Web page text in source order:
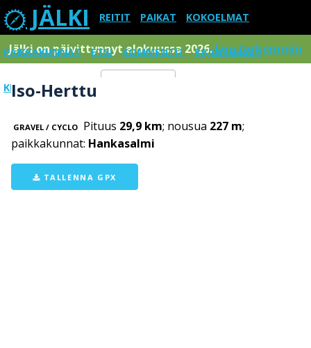
JÄLKI REITIT PAIKAT KOKOELMAT
PAIKKAKUNNAT ETSI KOMMENTIT RAJOITUKSET
KIRJAUDU SISÄÄN
Jälki on päivittynnyt elokuussa 2026.Lue tarkemmin
Iso-Herttu
GRAVEL / CYCLO Pituus 29,9 km; nousua 227 m;
paikkakunnat: Hankasalmi
TALLENNA GPX